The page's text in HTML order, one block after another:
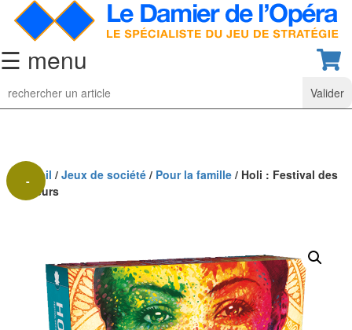
☰ menu
Jeu
d’Echecs
collection
Pièces
d’échecs
classiques
Accueil / Jeux de société / Pour la famille / Holi : Festival des
couleurs
-